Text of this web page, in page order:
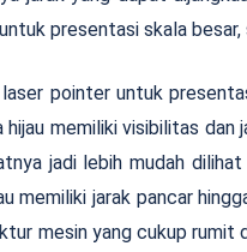
presentasi skala
laser pointer untuk
hijau memiliki visibilitas
jadi lebih mudah
memiliki jarak pancar
mesin yang cukup rumit